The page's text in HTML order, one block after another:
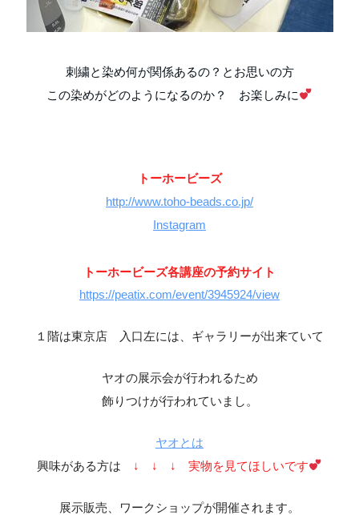
刺繍と染め何が関係あるの？とお思いの方
この染めがどのようになるのか？ お楽しみに
トーホービーズ
http://www.toho-beads.co.jp/
Instagram
トーホービーズ各講座の予約サイト
https://peatix.com/event/3945924/view
１階は東京店 入口左には、ギャラリーが出来ていて
ヤオの展示会が行われるため
飾りつけが行われていまし。
ヤオとは
興味がある方は
↓ ↓ ↓ 実物を見てほしいです
展示販売、ワークショップが開催されます。